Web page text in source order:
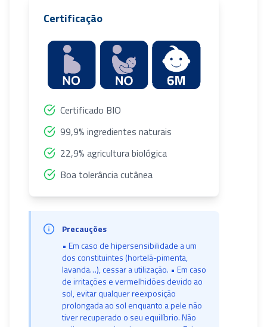
Certificação
Certificado BIO
99,9% ingredientes naturais
22,9% agricultura biológica
Boa tolerância cutânea
Precauções
• Em caso de hipersensibilidade a um
dos constituintes (hortelã-pimenta,
lavanda…), cessar a utilização. • Em caso
de irritações e vermelhidões devido ao
sol, evitar qualquer reexposição
prolongada ao sol enquanto a pele não
tiver recuperado o seu equilíbrio. Não